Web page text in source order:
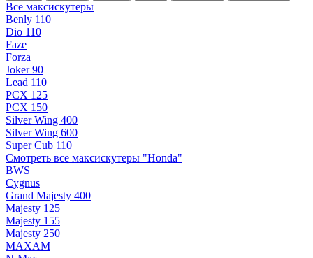
Все максискутеры
Benly 110
Dio 110
Faze
Forza
Joker 90
Lead 110
PCX 125
PCX 150
Silver Wing 400
Silver Wing 600
Super Cub 110
Смотреть все максискутеры "Honda"
BWS
Cygnus
Grand Majesty 400
Majesty 125
Majesty 155
Majesty 250
MAXAM